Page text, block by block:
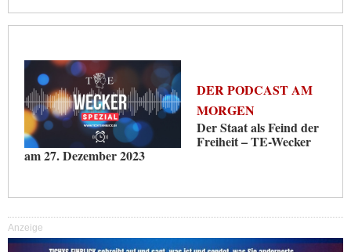
DER PODCAST AM
MORGEN
Der Staat als Feind der
Freiheit – TE-Wecker
am 27. Dezember 2023
Anzeige